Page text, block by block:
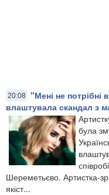
20:08 "Мені не
влаштувала скандал з
була
Шереметьєво. Артистка-
якіст...